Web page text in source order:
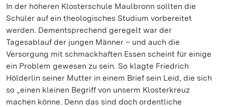
In der höheren Klosterschule Maulbronn sollten die
Schüler auf ein theologisches Studium vorbereitet
werden. Dementsprechend geregelt war der
Tagesablauf der jungen Männer – und auch die
Versorgung mit schmackhaften Essen scheint für einige
ein Problem gewesen zu sein. So klagte Friedrich
Hölderlin seiner Mutter in einem Brief sein Leid, die sich
so „einen kleinen Begriff von unserm Klosterkreuz
machen könne. Denn das sind doch ordentliche